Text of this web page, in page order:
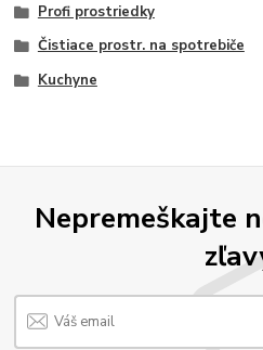
Profi prostriedky
Čistiace prostr. na spotrebiče
Kuchyne
Nepremeškajte